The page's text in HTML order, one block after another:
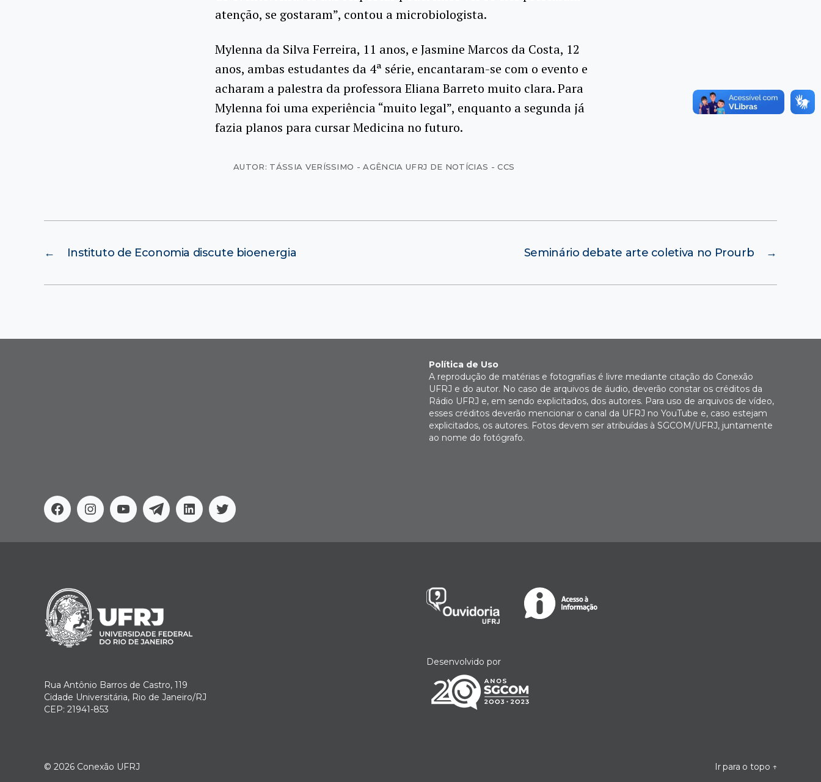
atenção, se gostaram”, contou a microbiologista.
Mylenna da Silva Ferreira, 11 anos, e Jasmine Marcos da Costa, 12
anos, ambas estudantes da 4ª série, encantaram-se com o evento e
acharam a palestra da professora Eliana Barreto muito clara. Para
Mylenna foi uma experiência “muito legal”, enquanto a segunda já
fazia planos para cursar Medicina no futuro.
AUTOR: TÁSSIA VERÍSSIMO - AGÊNCIA UFRJ DE NOTÍCIAS - CCS
← Instituto de Economia discute bioenergia →
Seminário debate arte coletiva no Prourb
FacebookInstagram
YoutubeTelegramLinkedinTwitter
Política de Uso
A reprodução de matérias e fotografias é livre mediante citação do Conexão
UFRJ e do autor. No caso de arquivos de áudio, deverão constar os créditos da
Rádio UFRJ e, em sendo explicitados, dos autores. Para uso de arquivos de vídeo,
esses créditos deverão mencionar o canal da UFRJ no YouTube e, caso estejam
explicitados, os autores. Fotos devem ser atribuídas à SGCOM/UFRJ, juntamente
ao nome do fotógrafo.
Rua Antônio Barros de Castro, 119
Cidade Universitária, Rio de Janeiro/RJ
CEP: 21941-853
Desenvolvido por
© 2026 Conexão UFRJ Ir para o topo ↑